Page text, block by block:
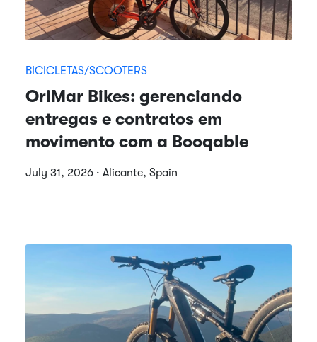
BICICLETAS/SCOOTERS
OriMar Bikes: gerenciando
entregas e contratos em
movimento com a Booqable
July 31, 2026 · Alicante, Spain